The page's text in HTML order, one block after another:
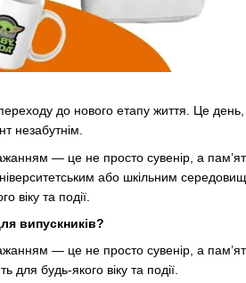
до нового етапу життя. Це день,
незабутнім.
— це не просто сувенір, а
або шкільним
віку та події.
випускників?
— це не просто сувенір, а
для будь-якого віку та події.